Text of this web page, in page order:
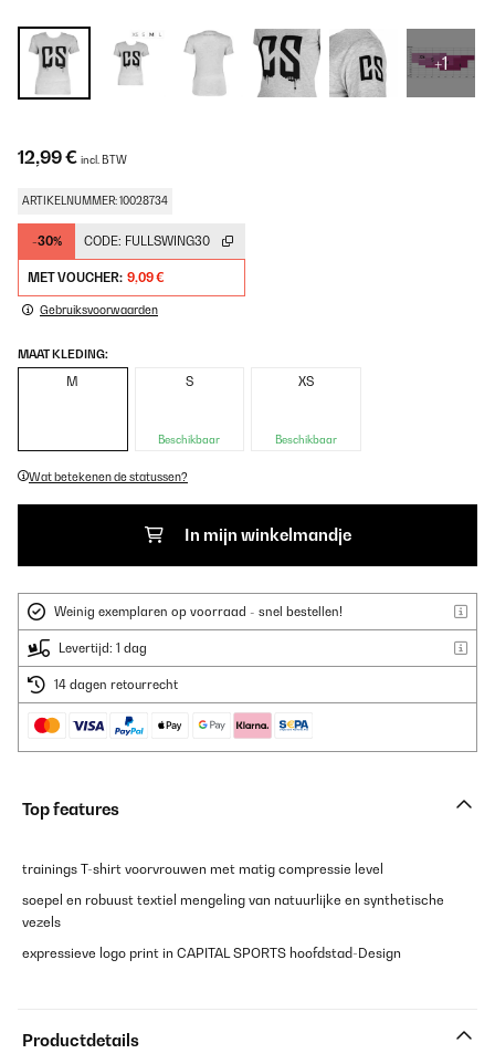
+1
12,99 € incl. BTW
ARTIKELNUMMER: 10028734
-30% CODE: FULLSWING30
MET VOUCHER: 9,09 €
Gebruiksvoorwaarden
MAAT KLEDING:
M S
Beschikbaar
XS
Beschikbaar
Wat betekenen de statussen?
In mijn winkelmandje
Weinig exemplaren op voorraad - snel bestellen!
Levertijd: 1 dag
14 dagen retourrecht
Top features
trainings T-shirt voorvrouwen met matig compressie level
soepel en robuust textiel mengeling van natuurlijke en synthetische
vezels
expressieve logo print in CAPITAL SPORTS hoofdstad-Design
Productdetails